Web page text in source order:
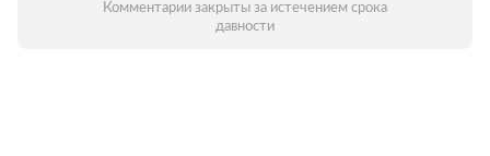
Комментарии закрыты за истечением срока
давности